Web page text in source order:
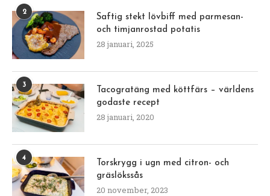
2
Saftig stekt lövbiff med parmesan-
och timjanrostad potatis
28 januari, 2025
3
Tacogratäng med köttfärs – världens
godaste recept
28 januari, 2020
4
Torskrygg i ugn med citron- och
gräslökssås
20 november, 2023